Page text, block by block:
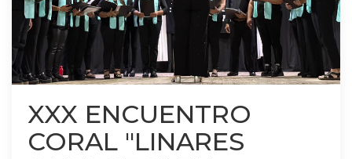
XXX ENCUENTRO
CORAL "LINARES